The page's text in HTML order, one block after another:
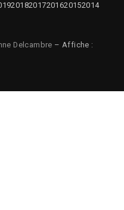
20182017201620152014
Delcambre – Affiche :